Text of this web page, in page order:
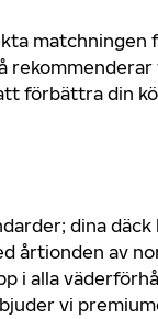
matchningen
förbättra din
dina
årtionden av
i alla
vi